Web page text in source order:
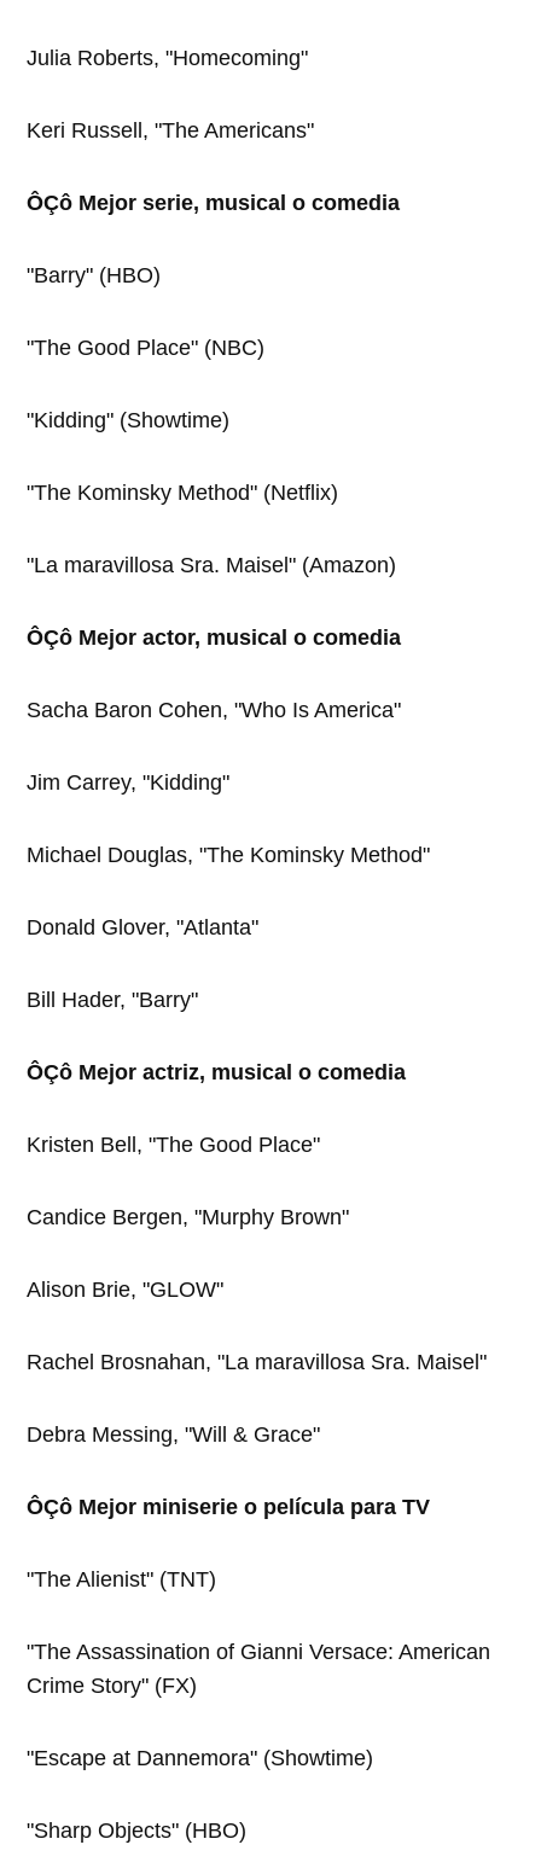
Julia Roberts, "Homecoming"
Keri Russell, "The Americans"
ÔÇô Mejor serie, musical o comedia
"Barry" (HBO)
"The Good Place" (NBC)
"Kidding" (Showtime)
"The Kominsky Method" (Netflix)
"La maravillosa Sra. Maisel" (Amazon)
ÔÇô Mejor actor, musical o comedia
Sacha Baron Cohen, "Who Is America"
Jim Carrey, "Kidding"
Michael Douglas, "The Kominsky Method"
Donald Glover, "Atlanta"
Bill Hader, "Barry"
ÔÇô Mejor actriz, musical o comedia
Kristen Bell, "The Good Place"
Candice Bergen, "Murphy Brown"
Alison Brie, "GLOW"
Rachel Brosnahan, "La maravillosa Sra. Maisel"
Debra Messing, "Will & Grace"
ÔÇô Mejor miniserie o película para TV
"The Alienist" (TNT)
"The Assassination of Gianni Versace: American
Crime Story" (FX)
"Escape at Dannemora" (Showtime)
"Sharp Objects" (HBO)